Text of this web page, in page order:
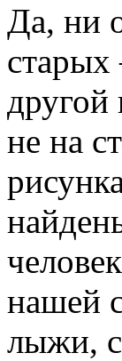
Да, ни
старых
другой
не на
нашей
лыжи,